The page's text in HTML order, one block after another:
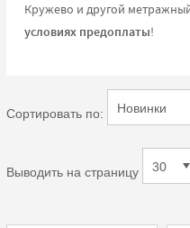
Кружево и другой
условиях предоплаты!
Сортировать по:
Выводить на страницу